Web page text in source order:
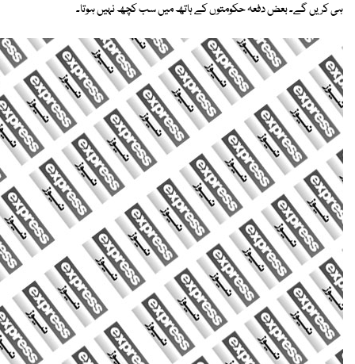
ہی کریں گے۔ بعض دفعہ حکومتوں کے ہاتھ میں سب کچھ نہیں ہوتا۔